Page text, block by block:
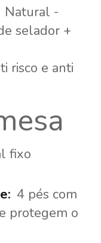
Natural -
selador +
risco e anti
fixo
4 pés com
protegem o